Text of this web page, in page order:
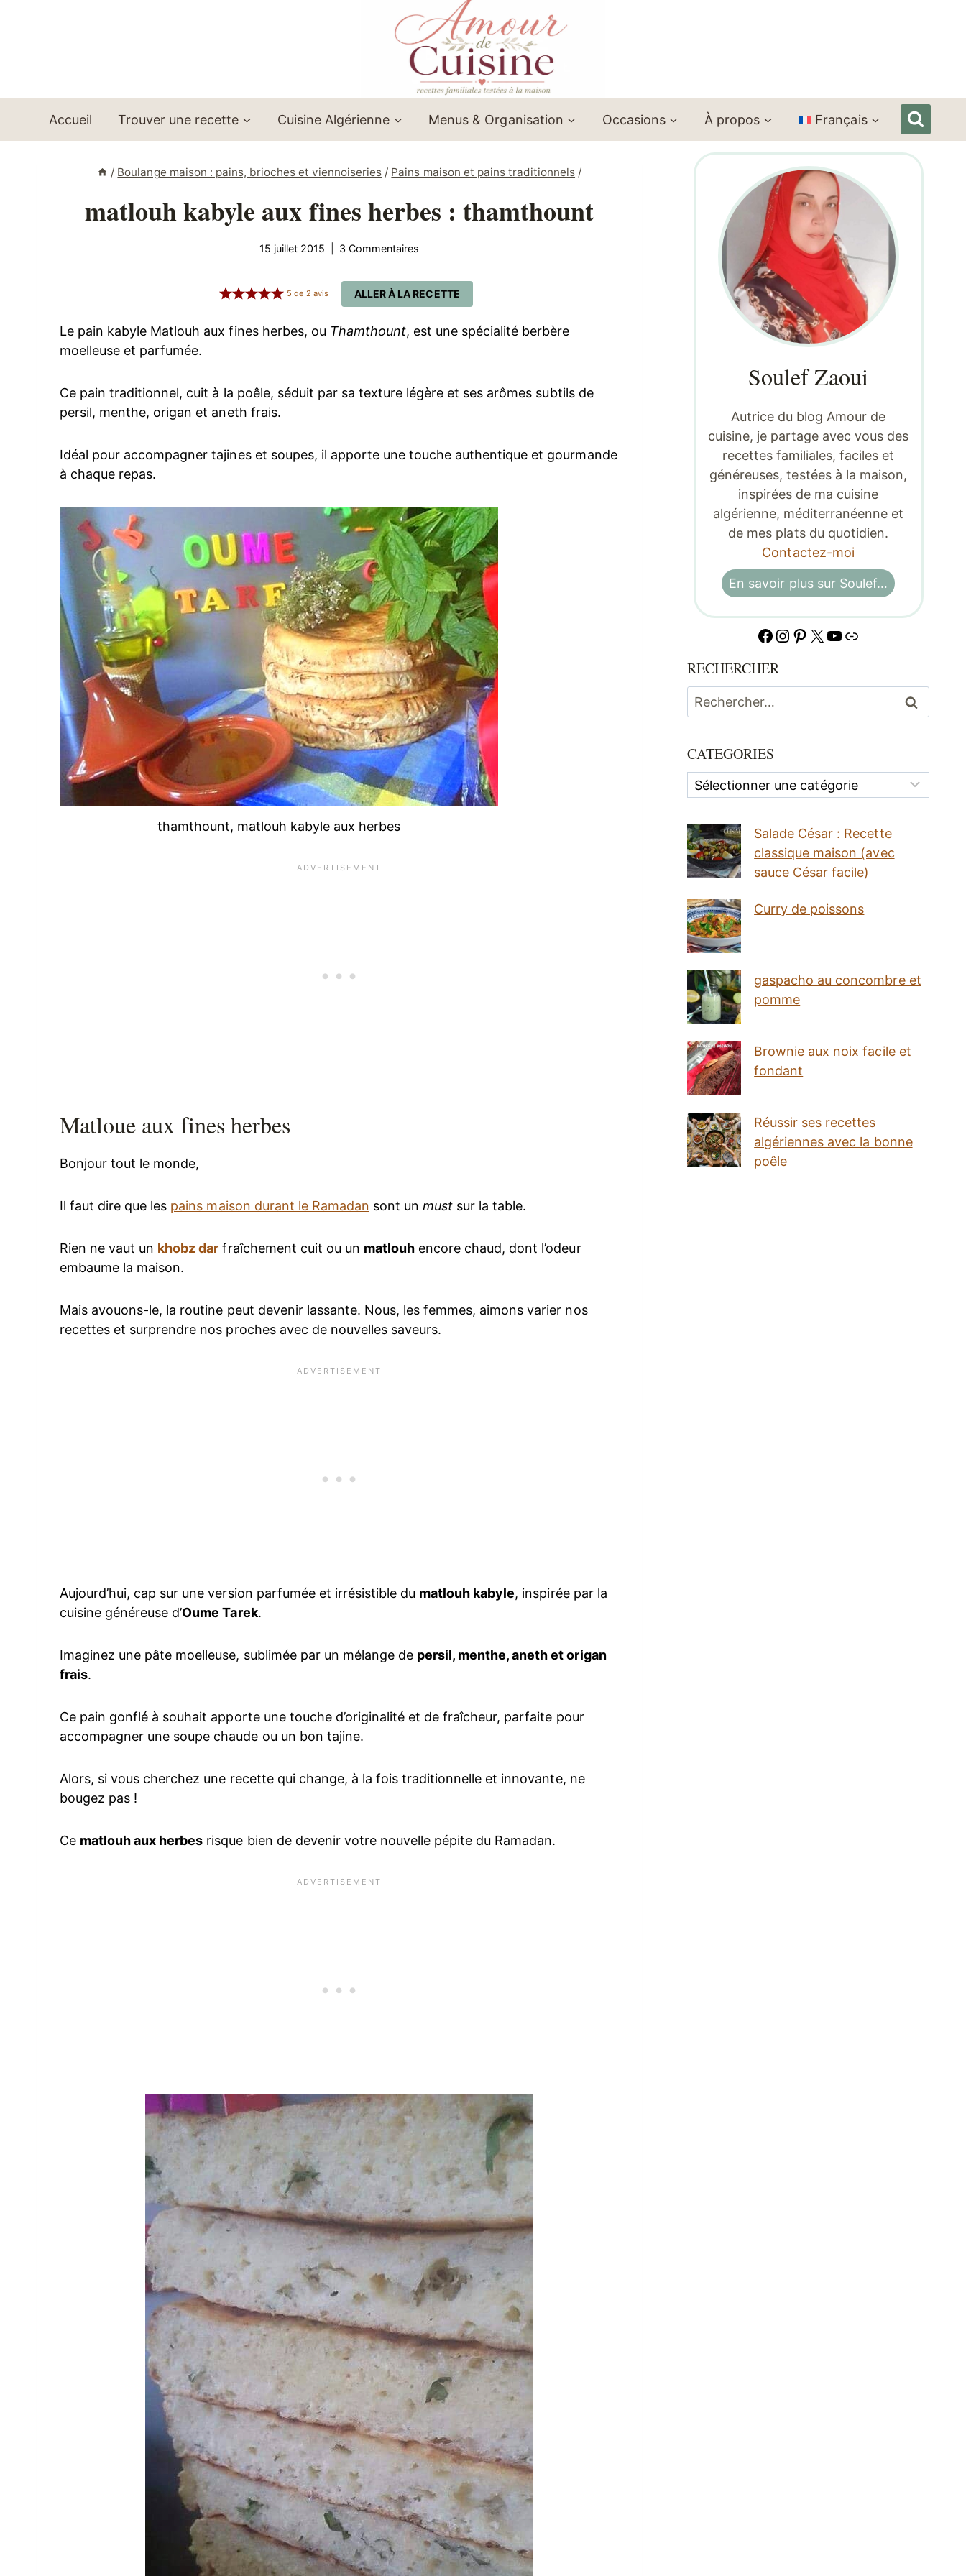
Accueil Trouver une recette Cuisine Algérienne Menus & Organisation Occasions À propos Français
/ Boulange maison : pains, brioches et viennoiseries / Pains maison et pains traditionnels /
matlouh kabyle aux fines herbes : thamthount
15 juillet 2015 3 Commentaires
ALLER À LA RECETTE
5 de2 avis
Le pain kabyle Matlouh aux fines herbes, ou Thamthount, est une spécialité berbère
moelleuse et parfumée.
Ce pain traditionnel, cuit à la poêle, séduit par sa texture légère et ses arômes subtils de
persil, menthe, origan et aneth frais.
Idéal pour accompagner tajines et soupes, il apporte une touche authentique et gourmande
à chaque repas.
thamthount, matlouh kabyle aux herbes
Matloue aux fines herbes
Bonjour tout le monde,
Il faut dire que les pains maison durant le Ramadan sont unmust sur la table.
Rien ne vaut un khobz dar fraîchement cuit ou un matlouh encore chaud, dont l’odeur
embaume la maison.
Mais avouons-le, la routine peut devenir lassante. Nous, les femmes, aimons varier nos
recettes et surprendre nos proches avec de nouvelles saveurs.
Aujourd’hui, cap sur une version parfumée et irrésistible du matlouh kabyle, inspirée par la
cuisine généreuse d’Oume Tarek.
Imaginez une pâte moelleuse, sublimée par un mélange de persil, menthe, aneth et origan
frais.
Ce pain gonflé à souhait apporte une touche d’originalité et de fraîcheur, parfaite pour
accompagner une soupe chaude ou un bon tajine.
Alors, si vous cherchez une recette qui change, à la fois traditionnelle et innovante, ne
bougez pas !
Ce matlouh aux herbes risque bien de devenir votre nouvelle pépite du Ramadan.
Soulef Zaoui
Autrice du blog Amour de
cuisine, je partage avec vous des
recettes familiales, faciles et
généreuses, testées à la maison,
inspirées de ma cuisine
algérienne, méditerranéenne et
de mes plats du quotidien.
Contactez-moi
En savoir plus sur Soulef…
Facebook
Instagram
Pinterest
X YouTube
Lien
RECHERCHER
Rechercher :
CATEGORIES
Categories
Salade César : Recette
classique maison (avec
sauce César facile)
Curry de poissons
gaspacho au concombre et
pomme
Brownie aux noix facile et
fondant
Réussir ses recettes
algériennes avec la bonne
poêle